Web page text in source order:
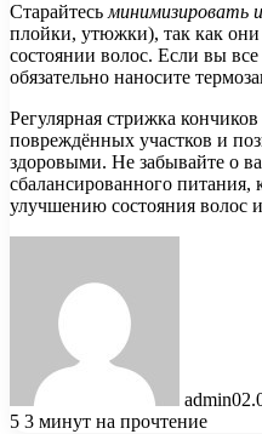
Старайтесь минимизировать
плойки, утюжки), так как они
состоянии волос. Если вы
обязательно наносите
Регулярная стрижка
повреждённых участков и
здоровыми. Не забывайте о
сбалансированного питания,
улучшению состояния волос
admin
5 3 минут на прочтение